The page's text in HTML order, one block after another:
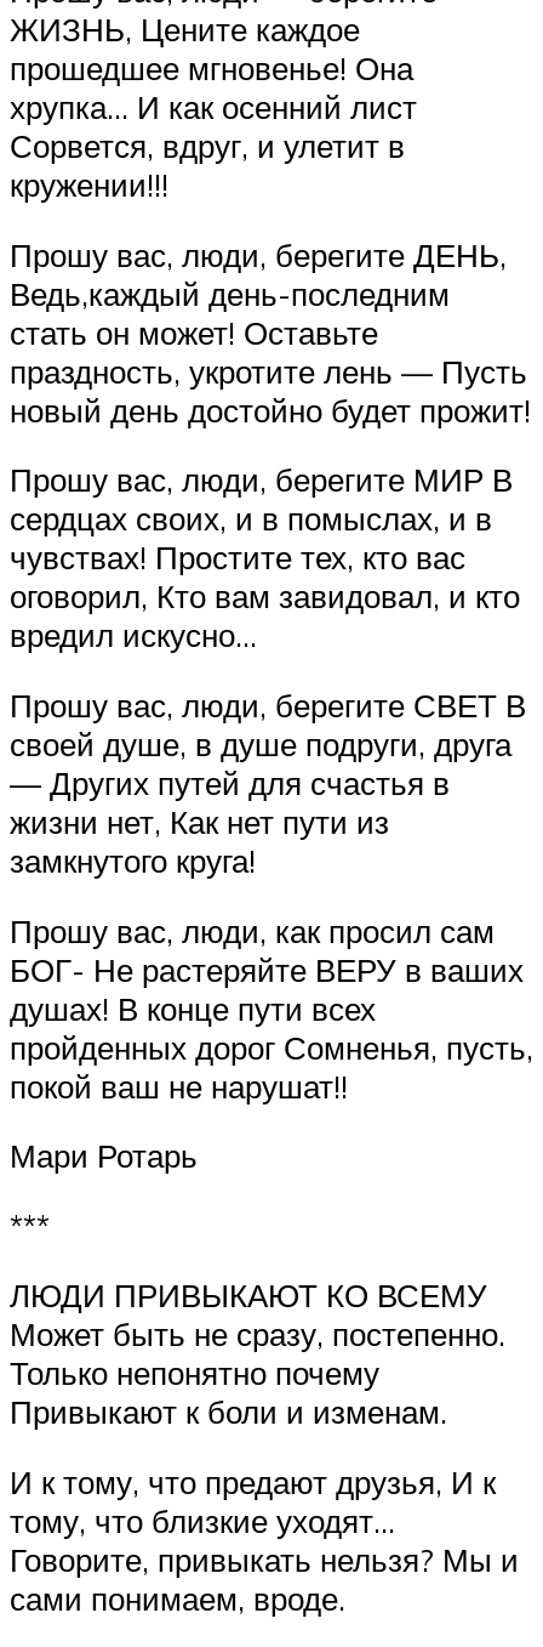
ЖИЗНЬ, Цените каждое
прошедшее мгновенье! Она
хрупка… И как осенний лист
Сорвется, вдруг, и улетит в
кружении!!!
Прошу вас, люди, берегите ДЕНЬ,
Ведь,каждый день-последним
стать он может! Оставьте
праздность, укротите лень — Пусть
новый день достойно будет прожит!
Прошу вас, люди, берегите МИР В
сердцах своих, и в помыслах, и в
чувствах! Простите тех, кто вас
оговорил, Кто вам завидовал, и кто
вредил искусно…
Прошу вас, люди, берегите СВЕТ В
своей душе, в душе подруги, друга
— Других путей для счастья в
жизни нет, Как нет пути из
замкнутого круга!
Прошу вас, люди, как просил сам
БОГ- Не растеряйте ВЕРУ в ваших
душах! В конце пути всех
пройденных дорог Сомненья, пусть,
покой ваш не нарушат!!
Мари Ротарь
***
ЛЮДИ ПРИВЫКАЮТ КО ВСЕМУ
Может быть не сразу, постепенно.
Только непонятно почему
Привыкают к боли и изменам.
И к тому, что предают друзья, И к
тому, что близкие уходят…
Говорите, привыкать нельзя? Мы и
сами понимаем, вроде.